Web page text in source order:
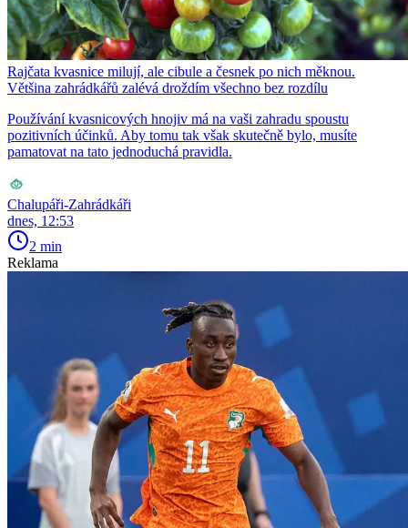
Rajčata kvasnice milují, ale cibule a česnek po nich měknou.
Většina zahrádkářů zalévá droždím všechno bez rozdílu
Používání kvasnicových hnojiv má na vaši zahradu spoustu
pozitivních účinků. Aby tomu tak však skutečně bylo, musíte
pamatovat na tato jednoduchá pravidla.
Chalupáři-Zahrádkáři
dnes, 12:53
2 min
Reklama